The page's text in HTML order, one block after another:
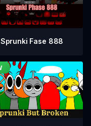
Sprunki Fase 888